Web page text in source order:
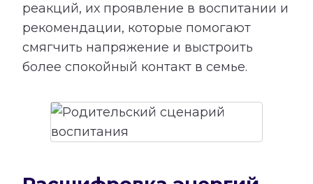
реакций, их проявление в воспитании и
рекомендации, которые помогают
смягчить напряжение и выстроить
более спокойный контакт в семье.